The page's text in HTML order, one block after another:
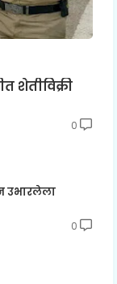
शेतीविक्री
0
उभारलेला
0